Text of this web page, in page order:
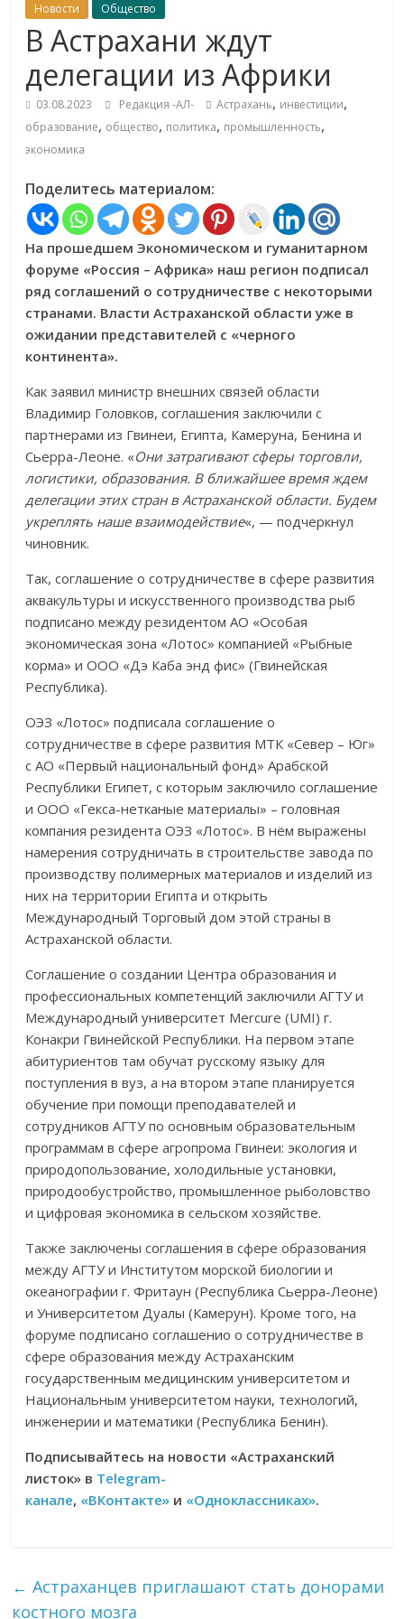
Новости Общество
В Астрахани ждут
делегации из Африки
03.08.2023 Редакция -АЛ- Астрахань, инвестиции,
образование, общество, политика, промышленность,
экономика
Поделитесь материалом:
На прошедшем Экономическом и гуманитарном
форуме «Россия – Африка» наш регион подписал
ряд соглашений о сотрудничестве с некоторыми
странами. Власти Астраханской области уже в
ожидании представителей с «черного
континента».
Как заявил министр внешних связей области
Владимир Головков, соглашения заключили с
партнерами из Гвинеи, Египта, Камеруна, Бенина и
Сьерра-Леоне. «Они затрагивают сферы торговли,
логистики, образования. В ближайшее время ждем
делегации этих стран в Астраханской области. Будем
укреплять наше взаимодействие«, — подчеркнул
чиновник.
Так, соглашение о сотрудничестве в сфере развития
аквакультуры и искусственного производства рыб
подписано между резидентом АО «Особая
экономическая зона «Лотос» компанией «Рыбные
корма» и ООО «Дэ Каба энд фис» (Гвинейская
Республика).
ОЭЗ «Лотос» подписала соглашение о
сотрудничестве в сфере развития МТК «Север – Юг»
с АО «Первый национальный фонд» Арабской
Республики Египет, с которым заключило соглашение
и ООО «Гекса-нетканые материалы» – головная
компания резидента ОЭЗ «Лотос». В нём выражены
намерения сотрудничать в строительстве завода по
производству полимерных материалов и изделий из
них на территории Египта и открыть
Международный Торговый дом этой страны в
Астраханской области.
Соглашение о создании Центра образования и
профессиональных компетенций заключили АГТУ и
Международный университет Mercure (UMI) г.
Конакри Гвинейской Республики. На первом этапе
абитуриентов там обучат русскому языку для
поступления в вуз, а на втором этапе планируется
обучение при помощи преподавателей и
сотрудников АГТУ по основным образовательным
программам в сфере агропрома Гвинеи: экология и
природопользование, холодильные установки,
природообустройство, промышленное рыболовство
и цифровая экономика в сельском хозяйстве.
Также заключены соглашения в сфере образования
между АГТУ и Институтом морской биологии и
океанографии г. Фритаун (Республика Сьерра-Леоне)
и Университетом Дуалы (Камерун). Кроме того, на
форуме подписано соглашенио о сотрудничестве в
сфере образования между Астраханским
государственным медицинским университетом и
Национальным университетом науки, технологий,
инженерии и математики (Республика Бенин).
Подписывайтесь на новости «Астраханский
листок» в Telegram-
канале, «ВКонтакте» и «Одноклассниках».
← Астраханцев приглашают стать донорами
костного мозга